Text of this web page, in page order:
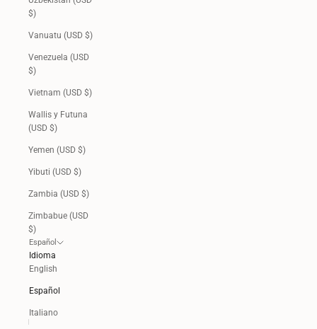
$)
Vanuatu (USD $)
Venezuela (USD
$)
Vietnam (USD $)
Wallis y Futuna
(USD $)
Yemen (USD $)
Yibuti (USD $)
Zambia (USD $)
Zimbabue (USD
$)
Español
Idioma
English
Español
Italiano